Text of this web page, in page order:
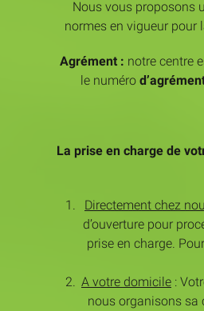
Nous vous proposons
normes en vigueur pour
Agrément : notre centre
le numéro
La prise en charge de
Directement chez
d’ouverture pour
prise en charge.
A votre domicile :
nous organisons sa